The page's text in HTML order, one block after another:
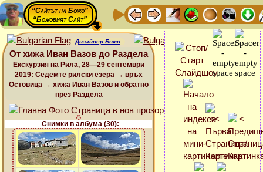
“Сайтът на Божо”
“Божовият Сайт”
Дизайнер Божо
От хижа Иван Вазов до Раздела
Екскурзия на Рила, 28—29 септември
2019: Седемте рилски езера → връх
Остовица → хижа Иван Вазов и обратно
през Раздела
Снимки в албума (30):